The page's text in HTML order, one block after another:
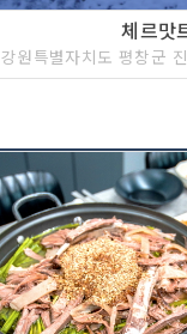
체르맛
강원특별자치도 평창군